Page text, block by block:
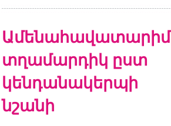
Ամենահավատարիմ
տղամարդիկ ըստ
կենդանակերպի
նշանի